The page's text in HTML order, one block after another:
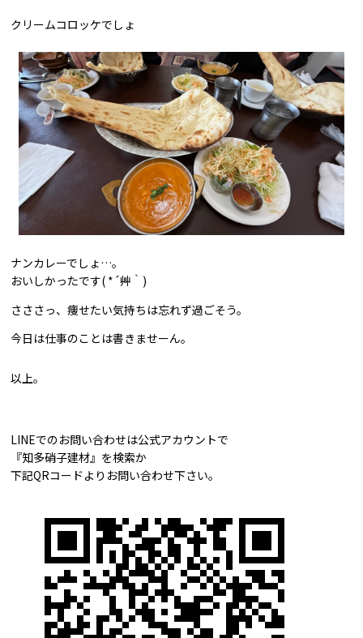
クリームコロッケでしょ
ナンカレーでしょ…。
おいしかったです( *´艸｀)
さささっ、痩せたい気持ちは忘れず過ごそう。
今日は仕事のことは書きませーん。
以上。
LINEでのお問い合わせは公式アカウントで
『知多硝子建材』を検索か
下記QRコードよりお問い合わせ下さい。